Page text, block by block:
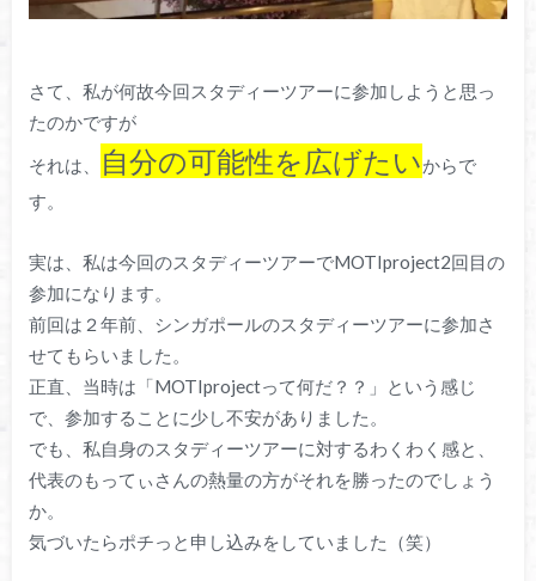
さて、私が何故今回スタディーツアーに参加しようと思っ
たのかですが
それは、
自分の可能性を広げたいからで
す。
実は、私は今回のスタディーツアーでMOTIproject2回目の
参加になります。
前回は２年前、シンガポールのスタディーツアーに参加さ
せてもらいました。
正直、当時は「MOTIprojectって何だ？？」という感じ
で、参加することに少し不安がありました。
でも、私自身のスタディーツアーに対するわくわく感と、
代表のもってぃさんの熱量の方がそれを勝ったのでしょう
か。
気づいたらポチっと申し込みをしていました（笑）